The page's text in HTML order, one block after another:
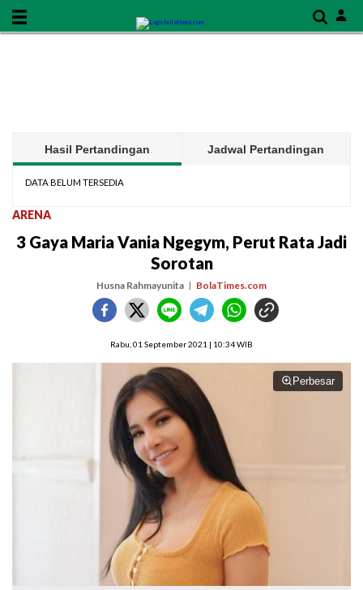
Hasil Pertandingan Jadwal Pertandingan
DATA BELUM TERSEDIA
ARENA
3 Gaya Maria Vania Ngegym, Perut Rata Jadi
Sorotan
Husna Rahmayunita BolaTimes.com
Rabu, 01 September 2021 | 10:34 WIB
Perbesar